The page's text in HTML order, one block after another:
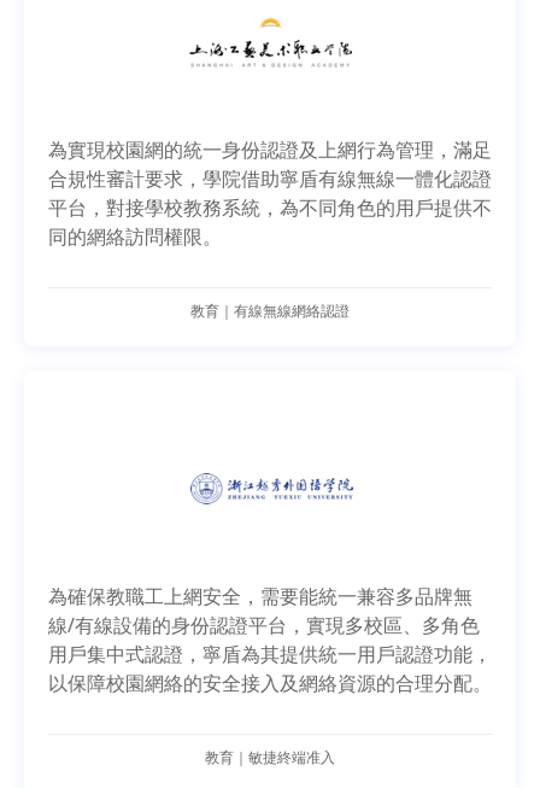
為實現校園網的統一身份認證及上網行為管理，滿足
合規性審計要求，學院借助寧盾有線無線一體化認證
平台，對接學校教務系統，為不同角色的用戶提供不
同的網絡訪問權限。
教育｜有線無線網絡認證
為確保教職工上網安全，需要能統一兼容多品牌無
線/有線設備的身份認證平台，實現多校區、多角色
用戶集中式認證，寧盾為其提供統一用戶認證功能，
以保障校園網絡的安全接入及網絡資源的合理分配。
教育｜敏捷終端准入